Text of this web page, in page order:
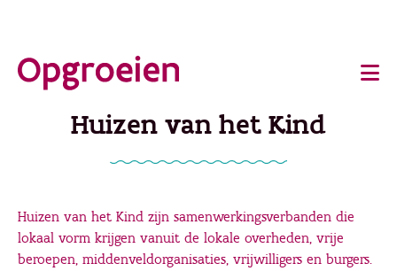
direct
hoofdinhoud
Main
navigationHuizen van het Kind
Huizen van het Kind zijn samenwerkingsverbanden die
lokaal vorm krijgen vanuit de lokale overheden, vrije
beroepen, middenveldorganisaties, vrijwilligers en burgers.